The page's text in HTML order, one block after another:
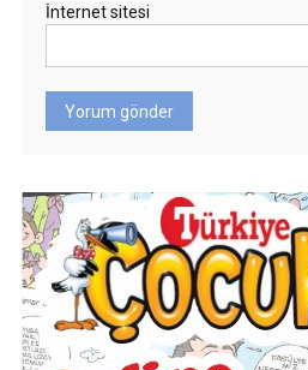
İnternet sitesi